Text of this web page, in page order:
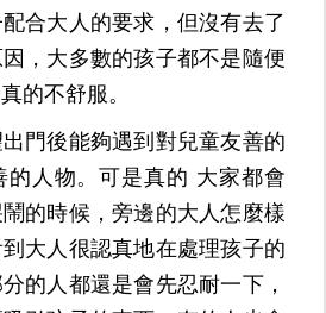
配合大人的要求，但沒有去了
，大多數的孩子都不是隨便
的不舒服。
門後能夠遇到對兒童友善的
的人物。可是真的 大家都會
的時候，旁邊的大人怎麼樣
大人很認真地在處理孩子的
的人都還是會先忍耐一下，